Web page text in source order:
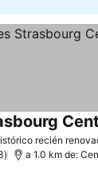
recién
a 1.0 km de: